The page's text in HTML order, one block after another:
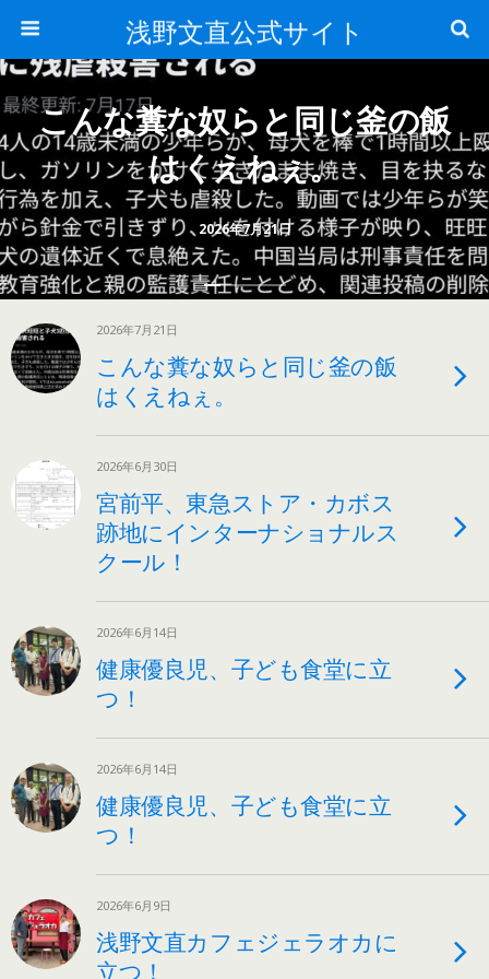
浅野文直公式サイト
2026年7月21日
こんな糞な奴らと同じ釜の飯
はくえねぇ。
2026年7月21日
こんな糞な奴らと同じ釜の飯
はくえねぇ。
2026年6月30日
宮前平、東急ストア・カボス
跡地にインターナショナルス
クール！
2026年6月14日
健康優良児、子ども食堂に立
つ！
2026年6月14日
健康優良児、子ども食堂に立
つ！
2026年6月9日
浅野文直カフェジェラオカに
立つ！